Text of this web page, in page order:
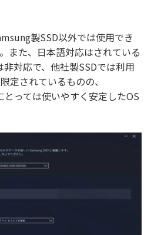
製SSD以外では使用でき
また、日本語対応はされている
対応で、他社製SSDでは利用
定されているものの、
っては使いやすく安定したOS